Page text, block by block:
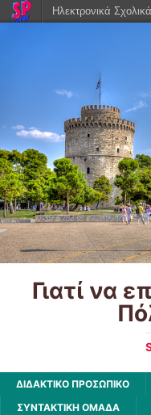
Γιατί να
ΔΙΔΑΚΤΙΚΟ ΠΡΟΣΩΠΙΚΟ
ΣΥΝΤΑΚΤΙΚΗ ΟΜΑΔΑ
Ηλεκτρονικά